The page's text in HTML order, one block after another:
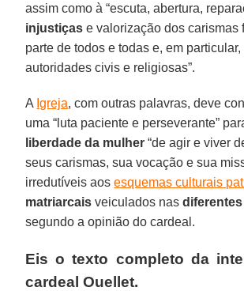
assim como à “escuta, abertura,
injustiças e valorização dos carismas
parte de todos e todas e, em
autoridades civis e religiosas”.
A Igreja, com outras palavras, deve
uma “luta paciente e perseverante”
liberdade da mulher “de agir e viver
seus carismas, sua vocação e sua
irredutíveis aosesquemas culturais
matriarcais veiculados nas
segundo a opinião do cardeal.
Eis o texto completo da
cardeal Ouellet.